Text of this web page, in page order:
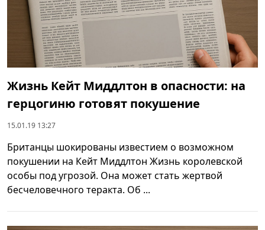
Жизнь Кейт Миддлтон в опасности: на
герцогиню готовят покушение
15.01.19 13:27
Британцы шокированы известием о возможном
покушении на Кейт Миддлтон Жизнь королевской
особы под угрозой. Она может стать жертвой
бесчеловечного теракта. Об ...